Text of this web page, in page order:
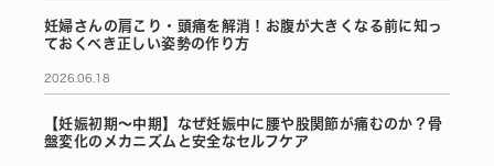
妊婦さんの肩こり・頭痛を解消！お腹が大きくなる前に知っ
ておくべき正しい姿勢の作り方
2026.06.18
【妊娠初期〜中期】なぜ妊娠中に腰や股関節が痛むのか？骨
盤変化のメカニズムと安全なセルフケア